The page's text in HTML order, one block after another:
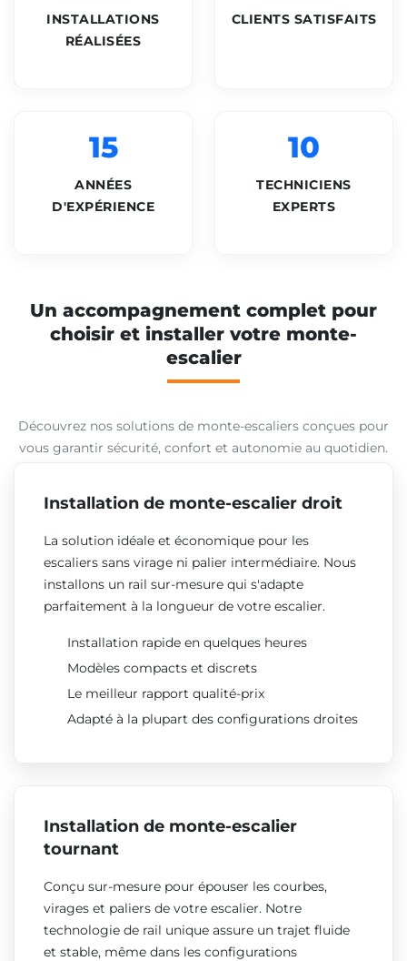
INSTALLATIONS
RÉALISÉES
CLIENTS SATISFAITS
15
ANNÉES
D'EXPÉRIENCE
10
TECHNICIENS
EXPERTS
Un accompagnement complet pour
choisir et installer votre monte-
escalier
Découvrez nos solutions de monte-escaliers conçues pour
vous garantir sécurité, confort et autonomie au quotidien.
Installation de monte-escalier droit
La solution idéale et économique pour les
escaliers sans virage ni palier intermédiaire. Nous
installons un rail sur-mesure qui s'adapte
parfaitement à la longueur de votre escalier.
Installation rapide en quelques heures
Modèles compacts et discrets
Le meilleur rapport qualité-prix
Adapté à la plupart des configurations droites
Installation de monte-escalier
tournant
Conçu sur-mesure pour épouser les courbes,
virages et paliers de votre escalier. Notre
technologie de rail unique assure un trajet fluide
et stable, même dans les configurations